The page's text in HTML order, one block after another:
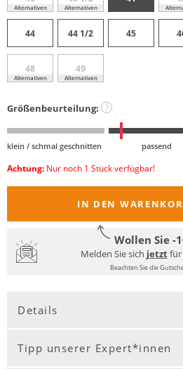
Alternativen Alternativen
44 44 1/2 45
48
Alternativen
49
Alternativen
Größenbeurteilung: ?
klein / schmal geschnitten passend
Achtung: Nur noch 1 Stück verfügbar!
IN DEN
Wollen Sie -
Melden Sie sich jetztfür
Beachten Sie die
Details
Tipp unserer Expert*innen